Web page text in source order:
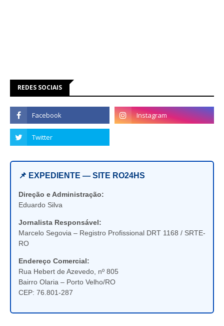
REDES SOCIAIS
📌 EXPEDIENTE — SITE RO24HS
Direção e Administração:
Eduardo Silva
Jornalista Responsável:
Marcelo Segovia – Registro Profissional DRT 1168 / SRTE-
RO
Endereço Comercial:
Rua Hebert de Azevedo, nº 805
Bairro Olaria – Porto Velho/RO
CEP: 76.801-287